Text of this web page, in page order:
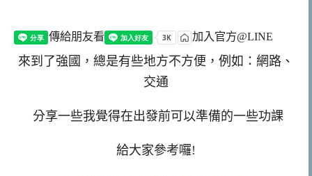
傳給朋友看 加入官方@LINE
來到了強國，總是有些地方不方便，例如：網路、
交通
分享一些我覺得在出發前可以準備的一些功課
給大家參考囉!